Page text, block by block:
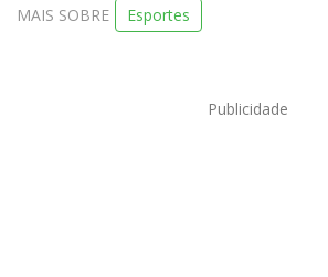
MAIS SOBRE Esportes
Publicidade